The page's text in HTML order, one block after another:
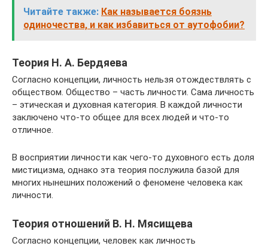
Читайте также: Как называется боязнь
одиночества, и как избавиться от аутофобии?
Теория Н. А. Бердяева
Согласно концепции, личность нельзя отождествлять с
обществом. Общество – часть личности. Сама личность
– этическая и духовная категория. В каждой личности
заключено что-то общее для всех людей и что-то
отличное.
В восприятии личности как чего-то духовного есть доля
мистицизма, однако эта теория послужила базой для
многих нынешних положений о феномене человека как
личности.
Теория отношений В. Н. Мясищева
Согласно концепции, человек как личность